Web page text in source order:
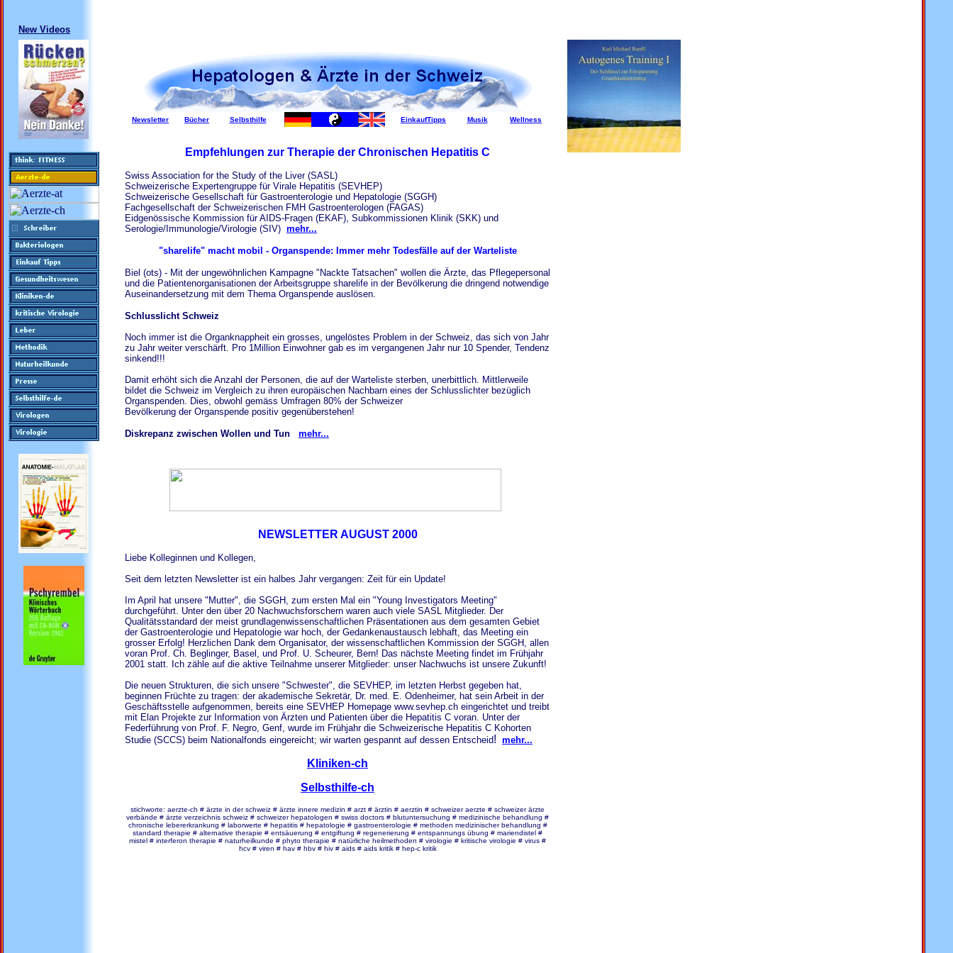
New Videos
Newsletter Bücher Selbsthilfe EinkaufTipps Musik Wellness
Empfehlungen zur Therapie der Chronischen Hepatitis C
Swiss Association for the Study of the Liver (SASL)
Schweizerische Expertengruppe für Virale Hepatitis (SEVHEP)
Schweizerische Gesellschaft für Gastroenterologie und Hepatologie (SGGH)
Fachgesellschaft der Schweizerischen FMH Gastroenterologen (FAGAS)
Eidgenössische Kommission für AIDS-Fragen (EKAF), Subkommissionen Klinik (SKK) und
Serologie/Immunologie/Virologie (SIV) mehr...
"sharelife" macht mobil - Organspende: Immer mehr Todesfälle auf der Warteliste
Biel (ots) - Mit der ungewöhnlichen Kampagne "Nackte Tatsachen" wollen die Ärzte, das Pflegepersonal
und die Patientenorganisationen der Arbeitsgruppe sharelife in der Bevölkerung die dringend notwendige
Auseinandersetzung mit dem Thema Organspende auslösen.
Schlusslicht Schweiz
Noch immer ist die Organknappheit ein grosses, ungelöstes Problem in der Schweiz, das sich von Jahr
zu Jahr weiter verschärft. Pro 1Million Einwohner gab es im vergangenen Jahr nur 10 Spender, Tendenz
sinkend!!!
Damit erhöht sich die Anzahl der Personen, die auf der Warteliste sterben, unerbittlich. Mittlerweile
bildet die Schweiz im Vergleich zu ihren europäischen Nachbarn eines der Schlusslichter bezüglich
Organspenden. Dies, obwohl gemäss Umfragen 80% der Schweizer
Bevölkerung der Organspende positiv gegenüberstehen!
Diskrepanz zwischen Wollen und Tun mehr...
NEWSLETTER AUGUST 2000
Liebe Kolleginnen und Kollegen,
Seit dem letzten Newsletter ist ein halbes Jahr vergangen: Zeit für ein Update!
Im April hat unsere "Mutter", die SGGH, zum ersten Mal ein "Young Investigators Meeting"
durchgeführt. Unter den über 20 Nachwuchsforschern waren auch viele SASL Mitglieder. Der
Qualitätsstandard der meist grundlagenwissenschaftlichen Präsentationen aus dem gesamten Gebiet
der Gastroenterologie und Hepatologie war hoch, der Gedankenaustausch lebhaft, das Meeting ein
grosser Erfolg! Herzlichen Dank dem Organisator, der wissenschaftlichen Kommission der SGGH, allen
voran Prof. Ch. Beglinger, Basel, und Prof. U. Scheurer, Bern! Das nächste Meeting findet im Frühjahr
2001 statt. Ich zähle auf die aktive Teilnahme unserer Mitglieder: unser Nachwuchs ist unsere Zukunft!
Die neuen Strukturen, die sich unsere "Schwester", die SEVHEP, im letzten Herbst gegeben hat,
beginnen Früchte zu tragen: der akademische Sekretär, Dr. med. E. Odenheimer, hat sein Arbeit in der
Geschäftsstelle aufgenommen, bereits eine SEVHEP Homepage www.sevhep.ch eingerichtet und treibt
mit Elan Projekte zur Information von Ärzten und Patienten über die Hepatitis C voran. Unter der
Federführung von Prof. F. Negro, Genf, wurde im Frühjahr die Schweizerische Hepatitis C Kohorten
Studie (SCCS) beim Nationalfonds eingereicht; wir warten gespannt auf dessen Entscheid! mehr...
Kliniken-ch
Selbsthilfe-ch
stichworte: aerzte-ch # ärzte in der schweiz # ärzte innere medizin # arzt # ärztin # aerztin # schweizer aerzte # schweizer ärzte
verbände # ärzte verzeichnis schweiz # schweizer hepatologen # swiss doctors # blutuntersuchung # medizinische behandlung #
chronische lebererkrankung # laborwerte # hepatitis # hepatologie # gastroenterologie # methoden medizinischer behandlung #
standard therapie # alternative therapie # entsäuerung # entgiftung # regenerierung # entspannungs übung # mariendistel #
mistel # interferon therapie # naturheilkunde # phyto therapie # natürliche heilmethoden # virologie # kritische virologie # virus #
hcv # viren # hav # hbv # hiv # aids # aids kritik # hep-c kritik